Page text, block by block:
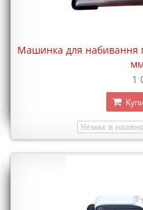
Машинка для набивання
1
Немає в